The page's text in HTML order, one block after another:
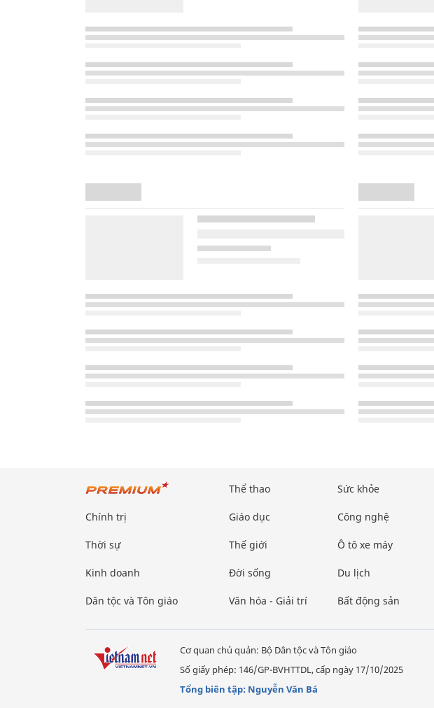
Chính trị
Thời sự
Kinh doanh
Dân tộc và Tôn giáo
Thể thao
Giáo dục
Thế giới
Đời sống
Văn hóa - Giải trí
Sức khỏe
Công nghệ
Ô tô xe máy
Du lịch
Bất động sản
Cơ quan chủ quản: Bộ Dân tộc và Tôn giáo
Số giấy phép: 146/GP-BVHTTDL, cấp ngày 17/10/2025
Tổng biên tập: Nguyễn Văn Bá